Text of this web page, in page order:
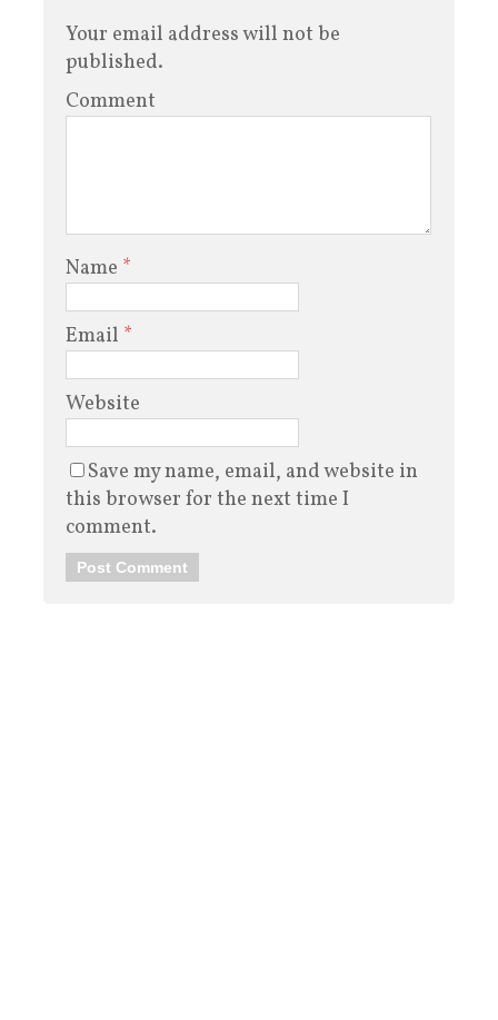
Your email address will not be
published.
Comment
Name *
Email *
Website
Save my name, email, and website in
this browser for the next time I
comment.